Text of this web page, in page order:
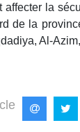
affecter la
de la
Al-